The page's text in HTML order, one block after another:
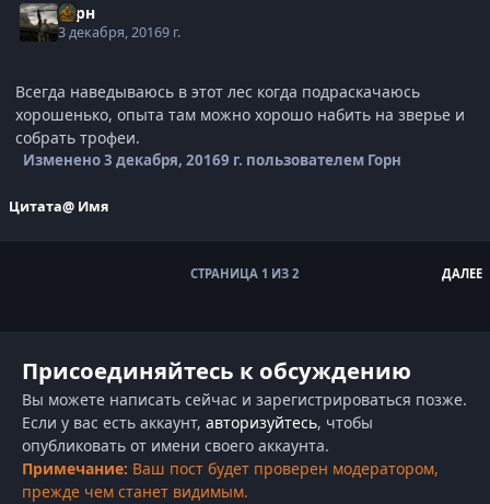
Горн
3 декабря, 20169 г.
Всегда наведываюсь в этот лес когда подраскачаюсь
хорошенько, опыта там можно хорошо набить на зверье и
собрать трофеи.
Изменено3 декабря, 20169 г. пользователем Горн
Цитата@ Имя
ДАЛЕЕ
СТРАНИЦА 1 ИЗ 2
Присоединяйтесь к обсуждению
Вы можете написать сейчас и зарегистрироваться позже.
Если у вас есть аккаунт, авторизуйтесь, чтобы
опубликовать от имени своего аккаунта.
Примечание: Ваш пост будет проверен модератором,
прежде чем станет видимым.